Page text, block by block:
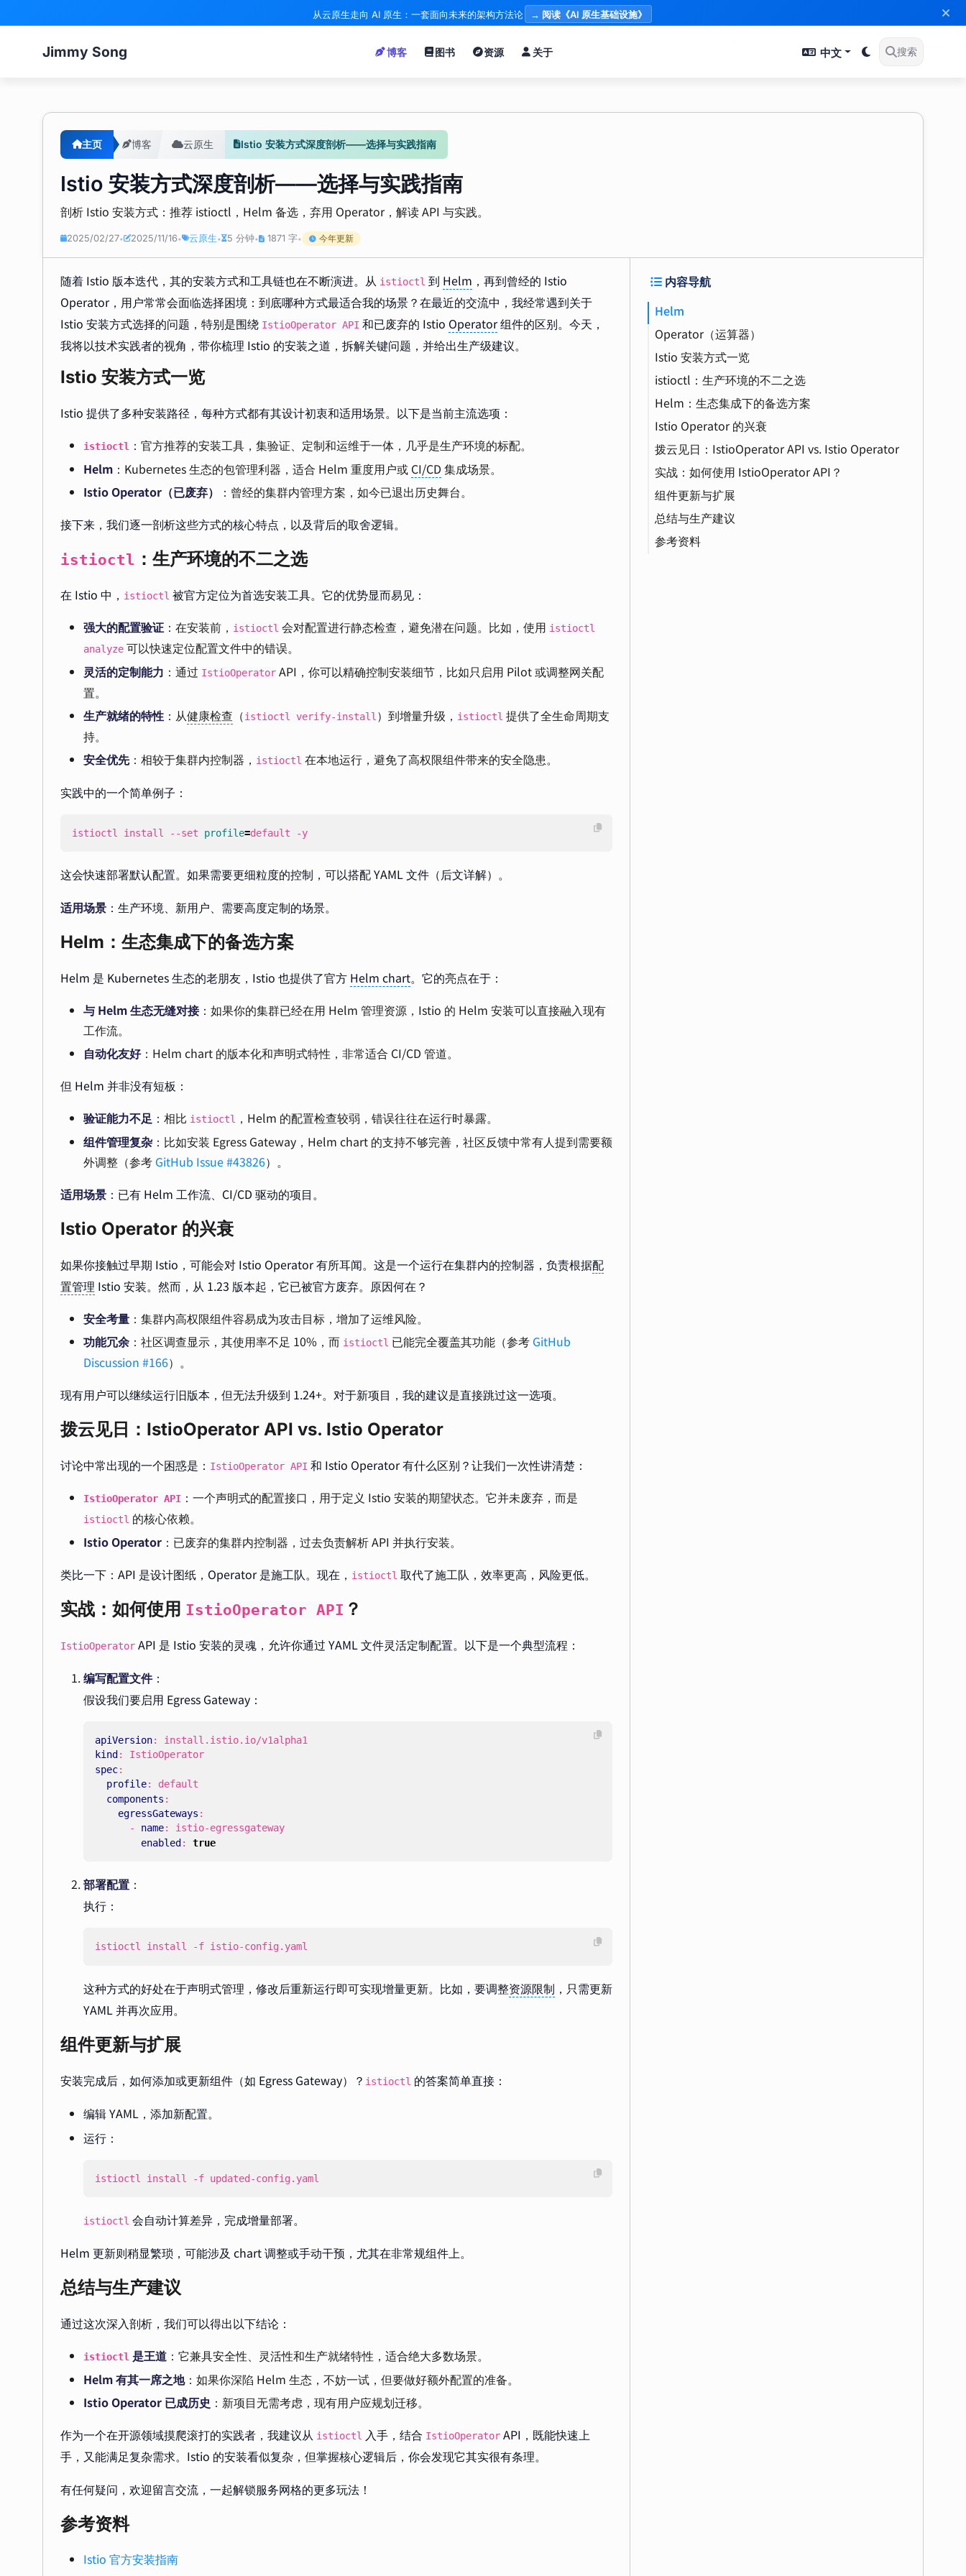
从云原生走向 AI 原生：一套面向未来的架构方法论 → 阅读《AI 原生基础设施》
Jimmy Song 博客 图书 资源 关于 中文 搜索
主页 博客 云原生 Istio 安装方式深度剖析——选择与实践指南
Istio 安装方式深度剖析——选择与实践指南
剖析 Istio 安装方式：推荐 istioctl，Helm 备选，弃用 Operator，解读 API 与实践。
2025/02/27• 2025/11/16• 云原生• 5 分钟• 1871 字• 今年更新
随着 Istio 版本迭代，其的安装方式和工具链也在不断演进。从 istioctl 到 Helm ，再到曾经的 Istio
Operator，用户常常会面临选择困境：到底哪种方式最适合我的场景？在最近的交流中，我经常遇到关于
Istio 安装方式选择的问题，特别是围绕 IstioOperator API 和已废弃的 Istio Operator组件的区别。今天，
我将以技术实践者的视角，带你梳理 Istio 的安装之道，拆解关键问题，并给出生产级建议。
Istio 安装方式一览
Istio 提供了多种安装路径，每种方式都有其设计初衷和适用场景。以下是当前主流选项：
istioctl
：官方推荐的安装工具，集验证、定制和运维于一体，几乎是生产环境的标配。
Helm ：Kubernetes 生态的包管理利器，适合 Helm 重度用户或 CI/CD 集成场景。
Istio Operator（已废弃）
：曾经的集群内管理方案，如今已退出历史舞台。
接下来，我们逐一剖析这些方式的核心特点，以及背后的取舍逻辑。
istioctl ：生产环境的不二之选
在 Istio 中， istioctl 被官方定位为首选安装工具。它的优势显而易见：
强大的配置验证 ：在安装前， istioctl 会对配置进行静态检查，避免潜在问题。比如，使用 istioctl
analyze 可以快速定位配置文件中的错误。
灵活的定制能力 ：通过 IstioOperator API，你可以精确控制安装细节，比如只启用 Pilot 或调整网关配
置。
生产就绪的特性 ：从健康检查 （istioctl verify-install ）到增量升级， istioctl 提供了全生命周期支
持。
安全优先：相较于集群内控制器， istioctl 在本地运行，避免了高权限组件带来的安全隐患。
实践中的一个简单例子：
istioctl install --set profile=default -y
这会快速部署默认配置。如果需要更细粒度的控制，可以搭配 YAML 文件（后文详解）。
适用场景 ：生产环境、新用户、需要高度定制的场景。
Helm：生态集成下的备选方案
Helm 是 Kubernetes 生态的老朋友，Istio 也提供了官方 Helm chart。它的亮点在于：
与 Helm 生态无缝对接：如果你的集群已经在用 Helm 管理资源，Istio 的 Helm 安装可以直接融入现有
工作流。
自动化友好：Helm chart 的版本化和声明式特性，非常适合 CI/CD 管道。
但 Helm 并非没有短板：
验证能力不足 ：相比 istioctl
，Helm 的配置检查较弱，错误往往在运行时暴露。
组件管理复杂 ：比如安装 Egress Gateway，Helm chart 的支持不够完善，社区反馈中常有人提到需要额
外调整（参考 GitHub Issue #43826）。
适用场景 ：已有 Helm 工作流、CI/CD 驱动的项目。
Istio Operator 的兴衰
如果你接触过早期 Istio，可能会对 Istio Operator 有所耳闻。这是一个运行在集群内的控制器，负责根据配
置管理 Istio 安装。然而，从 1.23 版本起，它已被官方废弃。原因何在？
安全考量 ：集群内高权限组件容易成为攻击目标，增加了运维风险。
功能冗余 ：社区调查显示，其使用率不足 10%，而 istioctl 已能完全覆盖其功能（参考 GitHub
Discussion #166）。
现有用户可以继续运行旧版本，但无法升级到 1.24+。对于新项目，我的建议是直接跳过这一选项。
拨云见日：IstioOperator API vs. Istio Operator
讨论中常出现的一个困惑是： IstioOperator API 和 Istio Operator 有什么区别？让我们一次性讲清楚：
IstioOperator API ：一个声明式的配置接口，用于定义 Istio 安装的期望状态。它并未废弃，而是
istioctl 的核心依赖。
Istio Operator ：已废弃的集群内控制器，过去负责解析 API 并执行安装。
类比一下：API 是设计图纸，Operator 是施工队。现在， istioctl 取代了施工队，效率更高，风险更低。
实战：如何使用 IstioOperator API ？
IstioOperator API 是 Istio 安装的灵魂，允许你通过 YAML 文件灵活定制配置。以下是一个典型流程：
编写配置文件：
假设我们要启用 Egress Gateway：
apiVersion:
install.istio.io/v1alpha1
kind :
IstioOperator
spec:
profile:
default
components :
egressGateways :
- name:
istio-egressgateway
enabled : true
部署配置 ：
执行：
istioctl install -f istio-config.yaml
这种方式的好处在于声明式管理，修改后重新运行即可实现增量更新。比如，要调整资源限制 ，只需更新
YAML 并再次应用。
组件更新与扩展
安装完成后，如何添加或更新组件（如 Egress Gateway）？ istioctl 的答案简单直接：
编辑 YAML，添加新配置。
运行：
istioctl install -f updated-config.yaml
istioctl 会自动计算差异，完成增量部署。
Helm 更新则稍显繁琐，可能涉及 chart 调整或手动干预，尤其在非常规组件上。
总结与生产建议
通过这次深入剖析，我们可以得出以下结论：
istioctl 是王道 ：它兼具安全性、灵活性和生产就绪特性，适合绝大多数场景。
Helm 有其一席之地：如果你深陷 Helm 生态，不妨一试，但要做好额外配置的准备。
Istio Operator 已成历史 ：新项目无需考虑，现有用户应规划迁移。
作为一个在开源领域摸爬滚打的实践者，我建议从 istioctl 入手，结合 IstioOperator API，既能快速上
手，又能满足复杂需求。Istio 的安装看似复杂，但掌握核心逻辑后，你会发现它其实很有条理。
有任何疑问，欢迎留言交流，一起解锁服务网格的更多玩法！
参考资料
Istio 官方安装指南
内容导航
Helm
Operator（运算器）
Istio 安装方式一览
CI/CD（持续集成/持续部署）
istioctl：生产环境的不二之选
健康检查（Health Check）
Helm：生态集成下的备选方案
Helm Chart
Istio Operator 的兴衰
配置管理（Configuration Management）
拨云见日：IstioOperator API vs. Istio Operator
实战：如何使用 IstioOperator API？
资源限制（Resource Limit）
组件更新与扩展
总结与生产建议
参考资料